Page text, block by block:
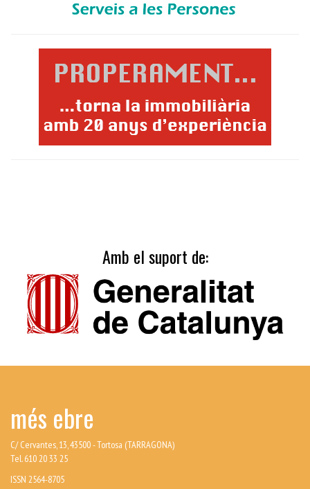
Amb el suport de:
més ebre
C/ Cervantes, 13, 43500 - Tortosa (TARRAGONA)
Tel. 610 20 33 25
ISSN 2564-8705